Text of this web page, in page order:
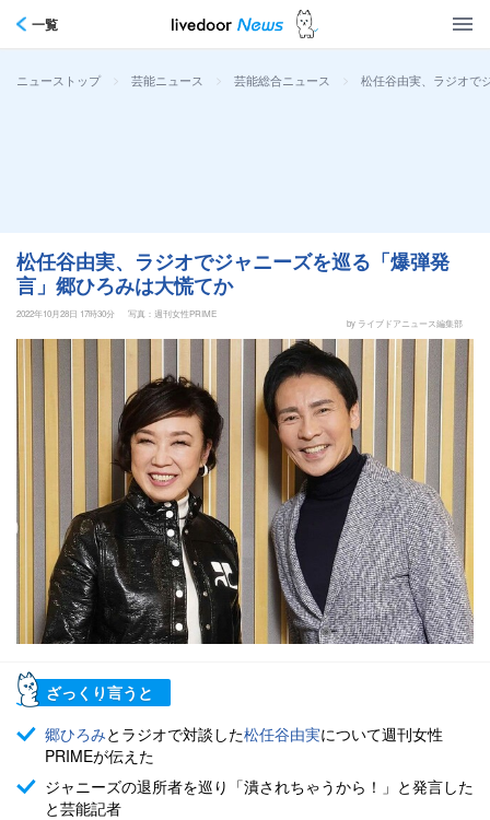
一覧
ニューストップ > 芸能ニュース > 芸能総合ニュース > 松任谷由実、ラジオで
松任谷由実、ラジオでジャニーズを巡る「爆弾発
言」郷ひろみは大慌てか
2022年10月28日 17時30分
写真：週刊女性PRIME
by ライブドアニュース編集部
ざっくり言うと
郷ひろみとラジオで対談した松任谷由実について週刊女性
PRIMEが伝えた
ジャニーズの退所者を巡り「潰されちゃうから！」と発言した
と芸能記者